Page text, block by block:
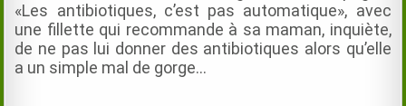
«Les antibiotiques, c’est pas automatique», avec
une fillette qui recommande à sa maman, inquiète,
de ne pas lui donner des antibiotiques alors qu’elle
a un simple mal de gorge…